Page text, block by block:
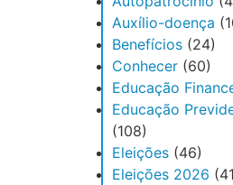
Auxílio-doença
Benefícios (24)
Conhecer (60)
Educação
Educação
(108)
Eleições (46)
Eleições 2026